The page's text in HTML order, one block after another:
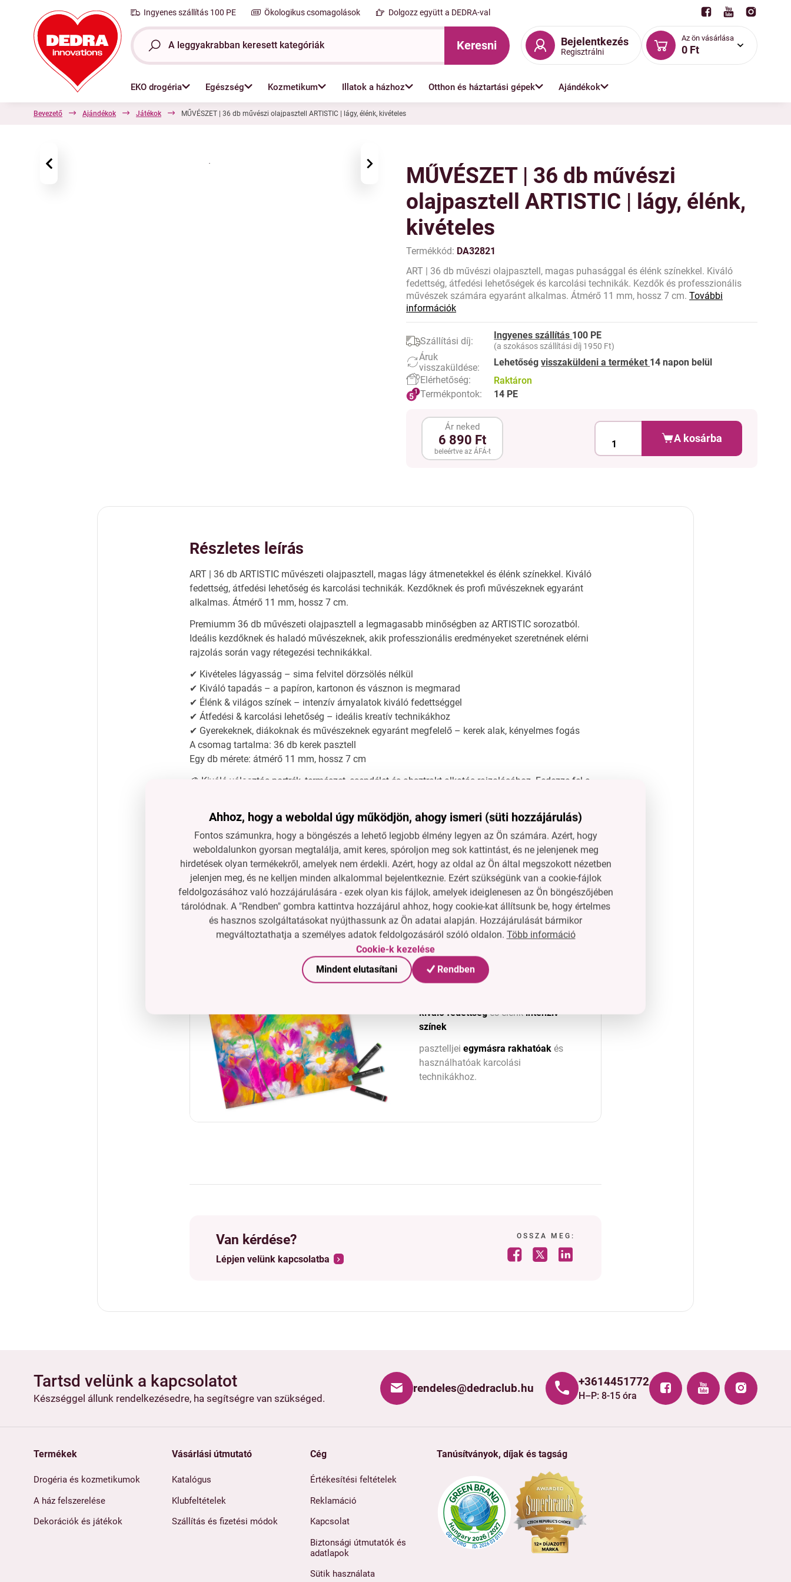
Ingyenes szállítás 100 PE Ökologikus csomagolások Dolgozz együtt a DEDRA-val
Keresni Bejelentkezés
Regisztrálni
Az ön vásárlása
0 Ft
EKO drogéria Egészség Kozmetikum Illatok a házhoz Otthon és háztartási gépek Ajándékok
Bevezető Ajándékok Játékok MŰVÉSZET | 36 db művészi olajpasztell ARTISTIC | lágy, élénk, kivételes
‹ ›
MŰVÉSZET | 36 db művészi
olajpasztell ARTISTIC | lágy, élénk,
kivételes
Termékkód: DA32821
ART | 36 db művészi olajpasztell, magas puhasággal és élénk színekkel. Kiváló
fedettség, átfedési lehetőségek és karcolási technikák. Kezdők és professzionális
művészek számára egyaránt alkalmas. Átmérő 11 mm, hossz 7 cm.További
információk
Szállítási díj: Ingyenes szállítás 100 PE
(a szokásos szállítási díj 1950 Ft)
Áruk
visszaküldése:
Lehetőségvisszaküldeni a terméket 14 napon belül
Elérhetőség:
Raktáron
Termékpontok:
14 PE
Ár neked
6 890 Ft
beleértve az ÁFÁ-t
A kosárba
Részletes leírás
ART | 36 db ARTISTIC művészeti olajpasztell, magas lágy átmenetekkel és élénk színekkel. Kiváló
fedettség, átfedési lehetőség és karcolási technikák. Kezdőknek és profi művészeknek egyaránt
alkalmas. Átmérő 11 mm, hossz 7 cm.
Premiumm 36 db művészeti olajpasztell a legmagasabb minőségben az ARTISTIC sorozatból.
Ideális kezdőknek és haladó művészeknek, akik professzionális eredményeket szeretnének elérni
rajzolás során vagy rétegezési technikákkal.
✔ Kivételes lágyasság – sima felvitel dörzsölés nélkül
✔ Kiváló tapadás – a papíron, kartonon és vásznon is megmarad
✔ Élénk & világos színek – intenzív árnyalatok kiváló fedettséggel
✔ Átfedési & karcolási lehetőség – ideális kreatív technikákhoz
✔ Gyerekeknek, diákoknak és művészeknek egyaránt megfelelő – kerek alak, kényelmes fogás
A csomag tartalma: 36 db kerek pasztell
Egy db mérete: átmérő 11 mm, hossz 7 cm
🎨 Kiváló választás portrék, természet, csendélet és absztrakt alkotás rajzolásához. Fedezze fel a
Magas lágyasság a sima felvitelhez és a
jó tapadáshoz különböző felületeken.
36 db művészeti olajpasztella legmagasabb minőségben ARTISTIC, kerek. Egy pasztell mérete:
kiváló fedettségés élénkintenzív
színek
pasztelljeiegymásra rakhatóak és
használhatóak karcolási
technikákhoz.
Van kérdése?
Lépjen velünk kapcsolatba
OSSZA MEG:
Tartsd velünk a kapcsolatot
Készséggel állunk rendelkezésedre, ha segítségre van szükséged.
rendeles@dedraclub.hu +3614451772
H–P: 8-15 óra
Termékek
Drogéria és kozmetikumok
A ház felszerelése
Dekorációk és játékok
Vásárlási útmutató
Katalógus
Klubfeltételek
Szállítás és fizetési módok
Cég
Értékesítési feltételek
Reklamáció
Kapcsolat
Biztonsági útmutatók és
adatlapok
Sütik használata
Tanúsítványok, díjak és tagság
Ahhoz, hogy a weboldal úgy működjön, ahogy ismeri (süti hozzájárulás)
Fontos számunkra, hogy a böngészés a lehető legjobb élmény legyen az Ön számára. Azért, hogy
weboldalunkon gyorsan megtalálja, amit keres, spóroljon meg sok kattintást, és ne jelenjenek meg
hirdetések olyan termékekről, amelyek nem érdekli. Azért, hogy az oldal az Ön által megszokott nézetben
jelenjen meg, és ne kelljen minden alkalommal bejelentkeznie. Ezért szükségünk van a cookie-fájlok
feldolgozásához való hozzájárulására - ezek olyan kis fájlok, amelyek ideiglenesen az Ön böngészőjében
tárolódnak. A "Rendben" gombra kattintva hozzájárul ahhoz, hogy cookie-kat állítsunk be, hogy értelmes
és hasznos szolgáltatásokat nyújthassunk az Ön adatai alapján. Hozzájárulását bármikor
megváltoztathatja a személyes adatok feldolgozásáról szóló oldalon. Több információ
Cookie-k kezelése
Mindent elutasítani Rendben